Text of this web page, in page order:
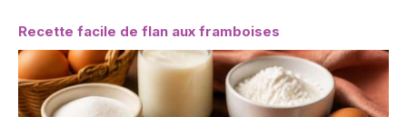
Recette facile de flan aux framboises